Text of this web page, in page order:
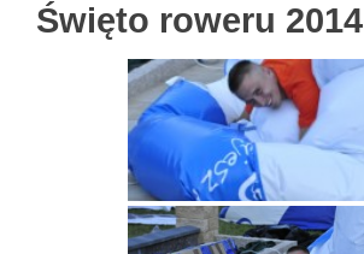
Święto roweru 2014